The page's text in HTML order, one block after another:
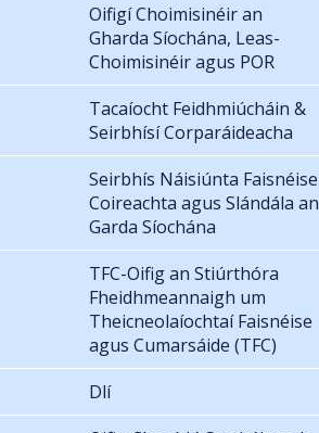
Oifigí Choimisinéir an
Gharda Síochána, Leas-
Choimisinéir agus POR
Tacaíocht Feidhmiúcháin &
Seirbhísí Corparáideacha
Seirbhís Náisiúnta Faisnéise
Coireachta agus Slándála an
Garda Síochána
TFC-Oifig an Stiúrthóra
Fheidhmeannaigh um
Theicneolaíochtaí Faisnéise
agus Cumarsáide (TFC)
Dlí